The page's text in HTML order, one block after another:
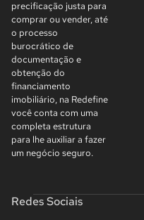
precificação justa para
comprar ou vender, até
o processo
burocrático de
documentação e
obtenção do
financiamento
imobiliário, na Redefine
você conta com uma
completa estrutura
para lhe auxiliar a fazer
um negócio seguro.
Redes Sociais